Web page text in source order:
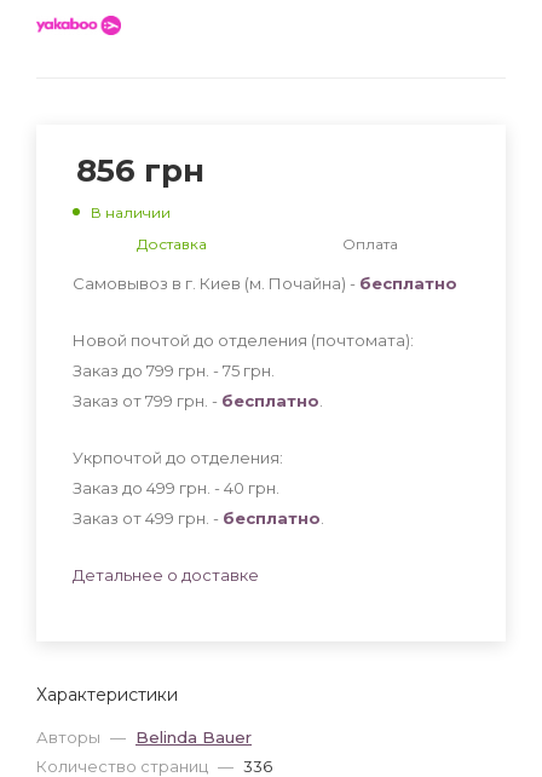
Характеристики
Авторы — Belinda Bauer
Количество страниц — 336
856 грн
В наличии
Доставка
Оплата
Самовывоз в г. Киев (м. Почайна) - бесплатно
Новой почтой до отделения (почтомата):
Заказ до 799 грн. - 75 грн
Заказ от 799 грн. - бесплатно
Укрпочтой до отделения:
Заказ до 499 грн. - 40 грн
Заказ от 499 грн. - бесплатно
Детальнее о доставке